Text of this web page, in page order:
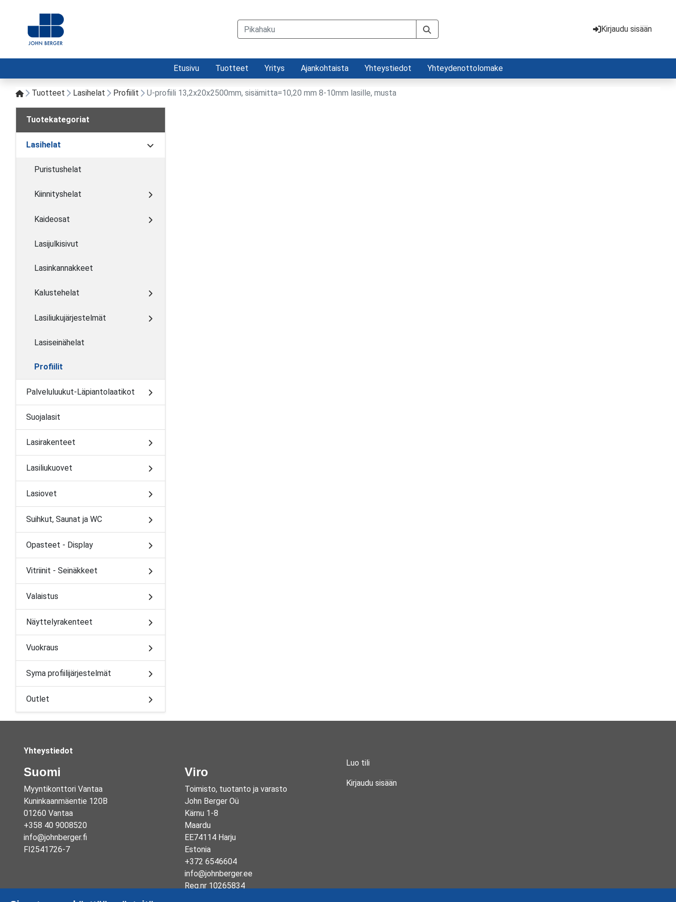
Kirjaudu sisään
Etusivu Tuotteet Yritys Ajankohtaista Yhteystiedot Yhteydenottolomake
Tuotteet Lasihelat Profiilit U-profiili 13,2x20x2500mm, sisämitta=10,20 mm 8-10mm lasille, musta
Tuotekategoriat
Lasihelat
Puristushelat
Kiinnityshelat
Kaideosat
Lasijulkisivut
Lasinkannakkeet
Kalustehelat
Lasiliukujärjestelmät
Lasiseinähelat
Profiilit
Palveluluukut-Läpiantolaatikot
Suojalasit
Lasirakenteet
Lasiliukuovet
Lasiovet
Suihkut, Saunat ja WC
Opasteet - Display
Vitriinit - Seinäkkeet
Valaistus
Näyttelyrakenteet
Vuokraus
Syma profiilijärjestelmät
Outlet
Yhteystiedot
Suomi
Myyntikonttori Vantaa
Kuninkaanmäentie 120B
01260 Vantaa
+358 40 9008520
info@johnberger.fi
FI2541726-7
Viro
Toimisto, tuotanto ja varasto
John Berger Oü
Kärnu 1-8
Maardu
EE74114 Harju
Estonia
+372 6546604
info@johnberger.ee
Reg.nr 10265834
Luo tili
Kirjaudu sisään